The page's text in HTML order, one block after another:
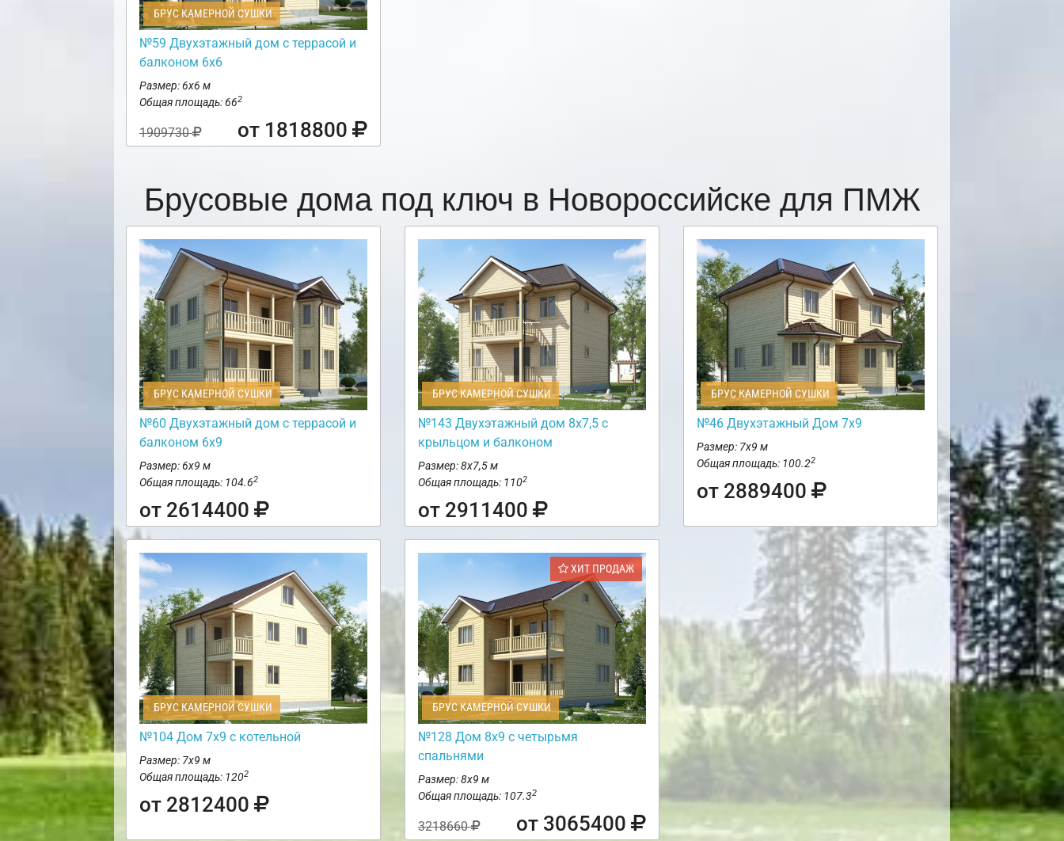
БРУС КАМЕРНОЙ СУШКИ
№59 Двухэтажный дом с террасой и
балконом 6х6
Размер: 6х6 м
Общая площадь: 662
1909730 от 1818800
Брусовые дома под ключ в Новороссийске для ПМЖ
БРУС КАМЕРНОЙ СУШКИ
№60 Двухэтажный дом с террасой и
балконом 6х9
Размер: 6х9 м
Общая площадь: 104.62
от 2614400
БРУС КАМЕРНОЙ СУШКИ
№143 Двухэтажный дом 8х7,5 с
крыльцом и балконом
Размер: 8х7,5 м
Общая площадь: 1102
от 2911400
БРУС КАМЕРНОЙ СУШКИ
№46 Двухэтажный Дом 7х9
Размер: 7х9 м
Общая площадь: 100.22
от 2889400
БРУС КАМЕРНОЙ СУШКИ
№104 Дом 7х9 с котельной
Размер: 7х9 м
Общая площадь: 1202
от 2812400
ХИТ ПРОДАЖ
БРУС КАМЕРНОЙ СУШКИ
№128 Дом 8х9 с четырьмя
спальнями
Размер: 8х9 м
Общая площадь: 107.32
3218660 от 3065400